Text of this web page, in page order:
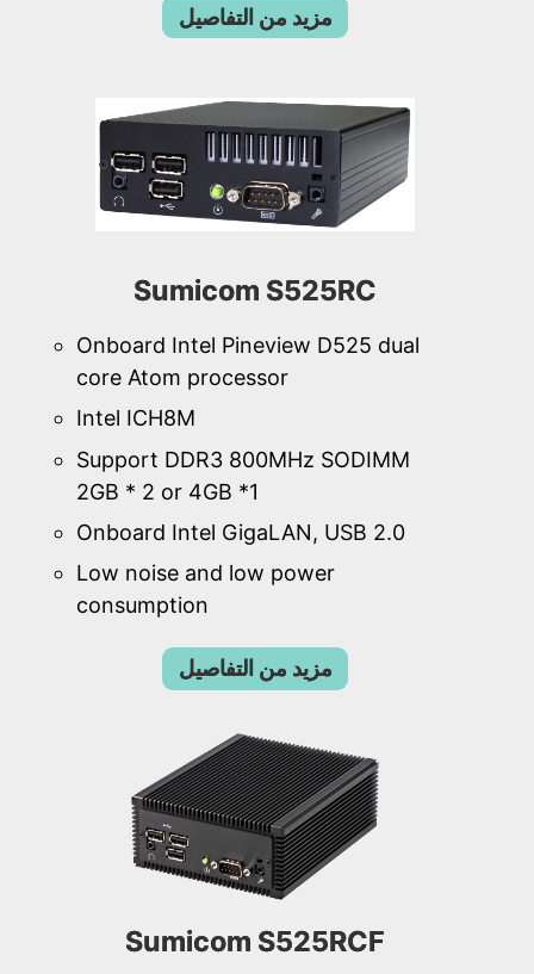
مزيد من التفاصيل
Sumicom S525RC
Onboard Intel Pineview D525 dual
core Atom processor
Intel ICH8M
Support DDR3 800MHz SODIMM
2GB * 2 or 4GB *1
Onboard Intel GigaLAN, USB 2.0
Low noise and low power
consumption
مزيد من التفاصيل
Sumicom S525RCF